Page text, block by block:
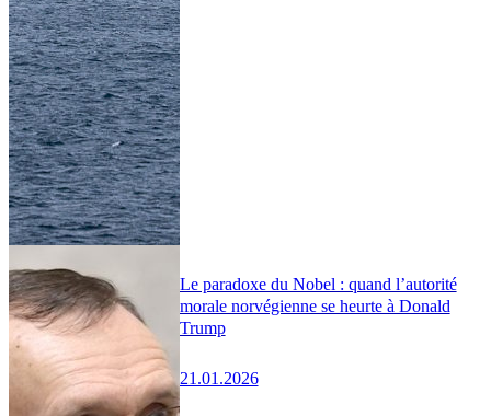
Le paradoxe du Nobel : quand l’autorité
morale norvégienne se heurte à Donald
Trump
21.01.2026